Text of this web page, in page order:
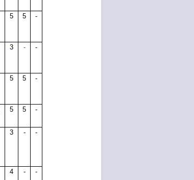
5 5 -
3 - -
5 5 -
5 5 -
3 - -
4 - -